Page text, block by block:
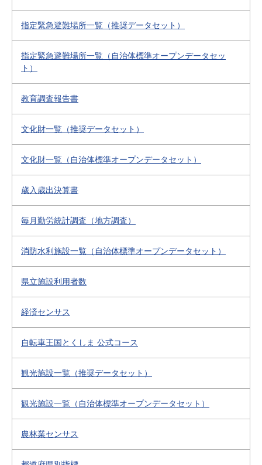
指定緊急避難場所一覧（推奨データセット）
指定緊急避難場所一覧（自治体標準オープンデータセッ
ト）
教育調査報告書
文化財一覧（推奨データセット）
文化財一覧（自治体標準オープンデータセット）
歳入歳出決算書
毎月勤労統計調査（地方調査）
消防水利施設一覧（自治体標準オープンデータセット）
県立施設利用者数
経済センサス
自転車王国とくしま 公式コース
観光施設一覧（推奨データセット）
観光施設一覧（自治体標準オープンデータセット）
農林業センサス